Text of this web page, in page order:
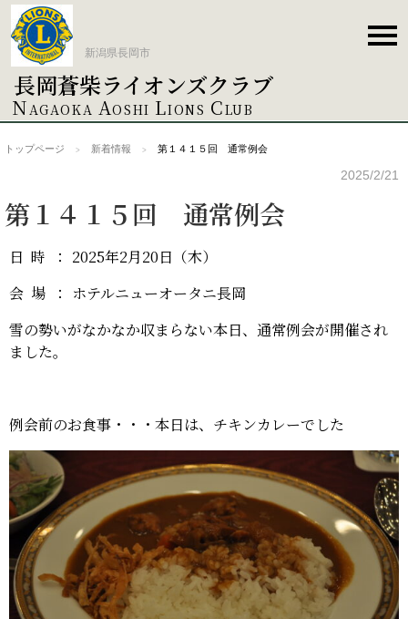
新潟県長岡市
長岡蒼柴ライオンズクラブ
NAGAOKA AOSHI LIONS CLUB
トップページ
新着情報
クラブ概要
例会案内
トップページ 新着情報 第１４１５回 通常例会
2025/2/21
第１４１５回 通常例会
日時 ： 2025年2月20日（木）
会場
：
ホテルニューオータニ長岡
雪の勢いがなかなか収まらない本日、通常例会が開催され
ました。
例会前のお食事・・・本日は、チキンカレーでした